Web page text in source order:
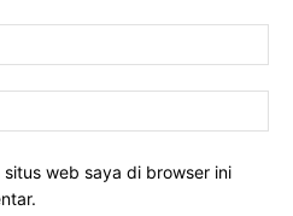
web saya di browser ini